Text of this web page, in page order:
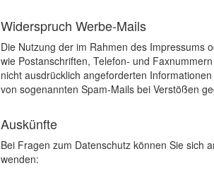
Widerspruch Werbe-Mails
Die Nutzung der im Rahmen des Impressums
wie Postanschriften, Telefon- und
nicht ausdrücklich angeforderten
von sogenannten Spam-Mails bei Verstößen
Auskünfte
Bei Fragen zum Datenschutz können Sie sich
wenden: